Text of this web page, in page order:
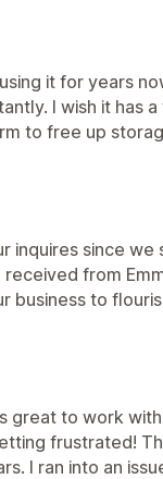
it for years
I wish it has
to free up
inquires since
from
business to
great to work
frustrated!
I ran into an